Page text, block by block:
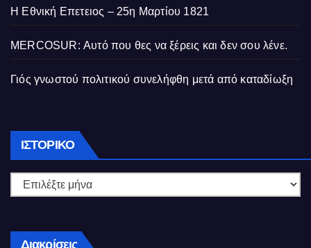
Η Εθνική Επετειος – 25η Μαρτίου 1821
MERCOSUR: Αυτό που θες να ξέρεις και δεν σου λένε.
Γιός γνωστού πολιτικού συνελήφθη μετά από καταδίωξη
ΙΣΤΟΡΙΚΌ Ιστορικό
Διακρίσεις